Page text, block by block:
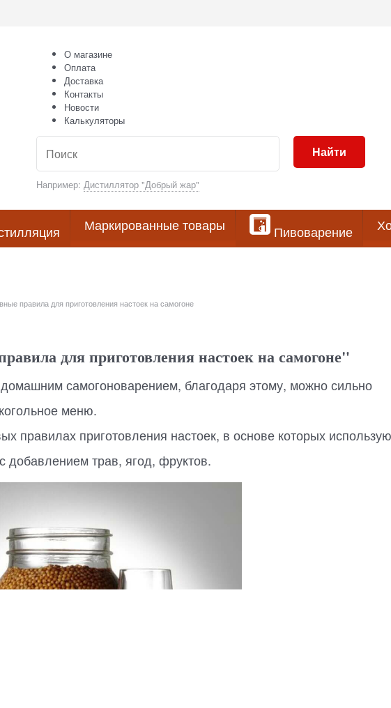
О магазине
Оплата
Доставка
Контакты
Новости
Калькуляторы
Например: Дистиллятор "Добрый жар"
Найти
Маркированные товары Пивоварение
правила для приготовления настоек на самогоне
для приготовления настоек на самогоне"
самогоноварением, благодаря этому, можно сильно
меню.
правилах приготовления настоек, в основе которых
с добавлением трав, ягод, фруктов.